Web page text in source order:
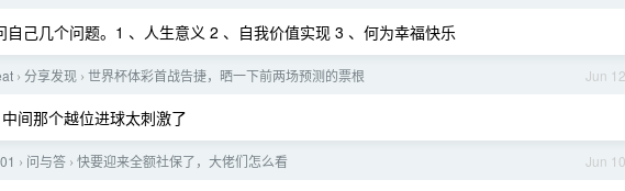
己几个问题。1 、人生意义 2 、自我价值实现 3 、何为幸福快乐
Jun 12
› 分享发现 › 世界杯体彩首战告捷，晒一下前两场预测的票根
间那个越位进球太刺激了
Jun 10
› 问与答 › 快要迎来全额社保了，大佬们怎么看